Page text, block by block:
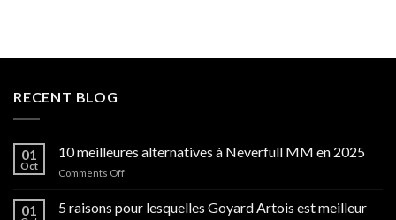
RECENT BLOG
01
Oct
10 meilleures alternatives à Neverfull MM en 2025
Comments Offon
meilleures
alternatives
01
5 raisons pour lesquelles Goyard Artois est meilleur